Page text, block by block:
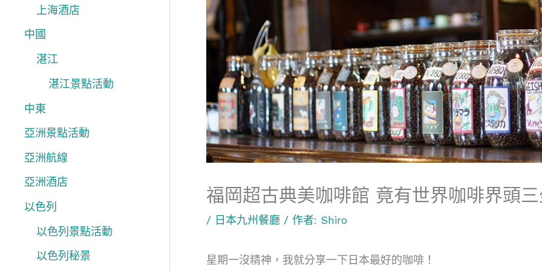
上海酒店
中國
湛江
湛江景點活動
中東
亞洲景點活動
亞洲航線
亞洲酒店
以色列
以色列景點活動
以色列秘景
福岡超古典美咖啡館 竟有世界咖啡界頭
/ 日本九州餐廳/ 作者: Shiro
星期一沒精神，我就分享一下日本最好的咖啡！